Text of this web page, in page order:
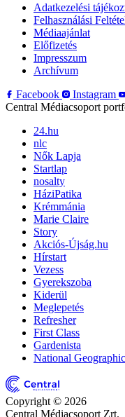
Adatkezelési
Felhasználási
Médiaajánlat
Előfizetés
Impresszum
Archívum
Facebook
Instagram
Central Médiacsoport
24.hu
nlc
Nők Lapja
Startlap
nosalty
HáziPatika
Krémmánia
Marie Claire
Story
Akciós-Újság.hu
Hírstart
Vezess
Gyerekszoba
Kiderül
Meglepetés
Refresher
First Class
Gardenista
National Geographic
Copyright © 2026
Central Médiacsoport Zrt.